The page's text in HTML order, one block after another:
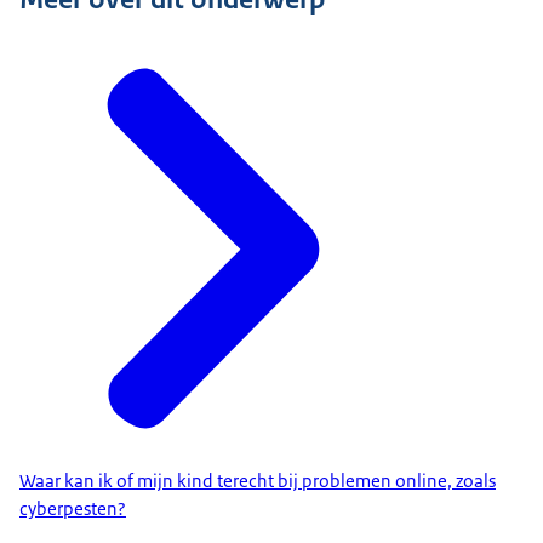
belangrijke elementen: leeftijdsadequaat, samen, in
leeftijdsadviezen: een smartphone vanaf groep 8,
sociale interactieplatforms zoals Whatsapp vanaf de
middelbare school en sociale media zoals TikTok en
Snapchat vanaf 15 jaar.
De MediaDiamant is een
Code Kinderrechten Online
ontwikkelaars van online diensten of producten om
al vanaf het ontwerp de risico’s ervan weg te nemen.
Het CKO biedt daarvoor zogenoemde
ontwerpprincipes. Dat zijn hulpmiddelen en tips om
producten veilig te maken.
Het
Waar kan ik of mijn kind terecht bij problemen online, zoals
cyberpesten?